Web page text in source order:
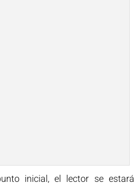
inicial, el lector se estará